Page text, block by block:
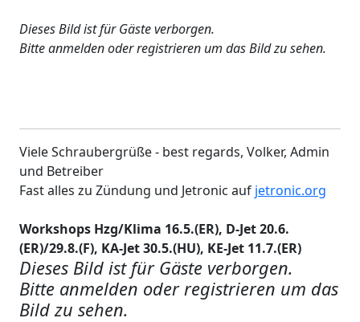
Dieses Bild ist für Gäste verborgen.
Bitte anmelden oder registrieren um das Bild zu sehen.
Viele Schraubergrüße - best regards, Volker, Admin
und Betreiber
Fast alles zu Zündung und Jetronic auf jetronic.org
Workshops Hzg/Klima 16.5.(ER), D-Jet 20.6.
(ER)/29.8.(F), KA-Jet 30.5.(HU), KE-Jet 11.7.(ER)
Dieses Bild ist für Gäste verborgen.
Bitte anmelden oder registrieren um das
Bild zu sehen.